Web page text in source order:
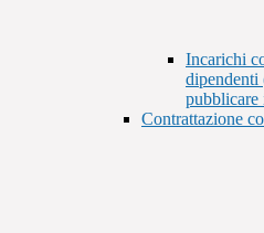
Incarichi
dipendenti
pubblicare
Contrattazione